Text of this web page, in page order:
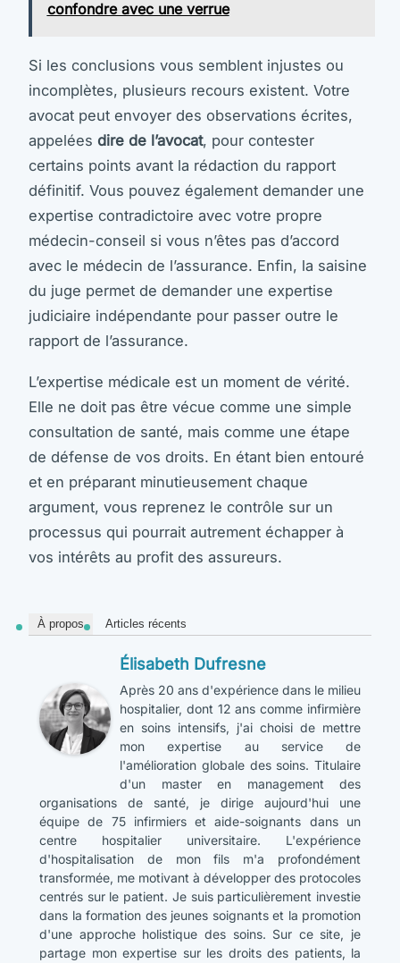
confondre avec une verrue
Si les conclusions vous semblent injustes ou
incomplètes, plusieurs recours existent. Votre
avocat peut envoyer des observations écrites,
appelées dire de l’avocat, pour contester
certains points avant la rédaction du rapport
définitif. Vous pouvez également demander une
expertise contradictoire avec votre propre
médecin-conseil si vous n’êtes pas d’accord
avec le médecin de l’assurance. Enfin, la saisine
du juge permet de demander une expertise
judiciaire indépendante pour passer outre le
rapport de l’assurance.
L’expertise médicale est un moment de vérité.
Elle ne doit pas être vécue comme une simple
consultation de santé, mais comme une étape
de défense de vos droits. En étant bien entouré
et en préparant minutieusement chaque
argument, vous reprenez le contrôle sur un
processus qui pourrait autrement échapper à
vos intérêts au profit des assureurs.
À propos Articles récents
Élisabeth Dufresne
Après 20 ans d'expérience dans le milieu
hospitalier, dont 12 ans comme infirmière
en soins intensifs, j'ai choisi de mettre
mon expertise au service de
l'amélioration globale des soins. Titulaire
d'un master en management des
organisations de santé, je dirige aujourd'hui une
équipe de 75 infirmiers et aide-soignants dans un
centre hospitalier universitaire. L'expérience
d'hospitalisation de mon fils m'a profondément
transformée, me motivant à développer des protocoles
centrés sur le patient. Je suis particulièrement investie
dans la formation des jeunes soignants et la promotion
d'une approche holistique des soins. Sur ce site, je
partage mon expertise sur les droits des patients, la